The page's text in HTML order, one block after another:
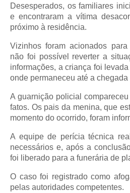
Desesperados, os familiares
e encontraram a vítima
próximo à residência.
Vizinhos foram acionados
não foi possível reverter a
informações, a criança foi
onde permaneceu até a
A guarnição policial
fatos. Os pais da menina, que
momento do ocorrido, foram
A equipe de perícia técnica
necessários e, após a
foi liberado para a funerária de
O caso foi registrado como
pelas autoridades competentes.